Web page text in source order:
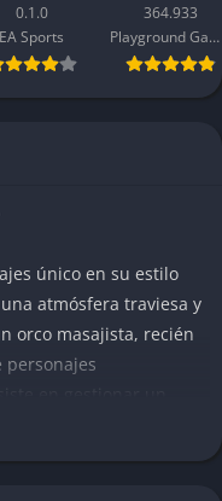
0.1.0
EA Sports
364.933
Playground Games
único en su estilo
atmósfera traviesa y
orco masajista, recién
personajes
en gestionar un
y descubrir